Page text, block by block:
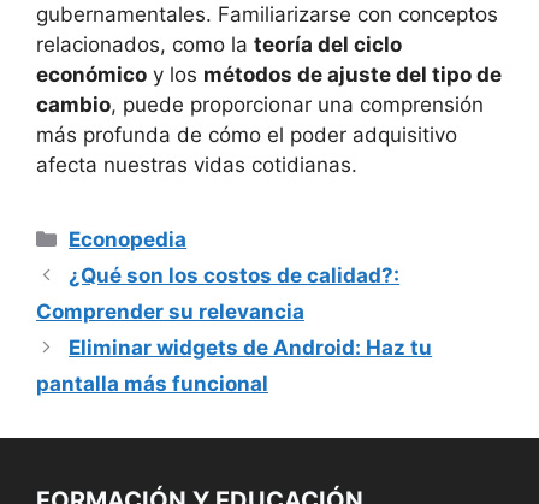
gubernamentales. Familiarizarse con conceptos
relacionados, como la teoría del ciclo
económico y los métodos de ajuste ⁤del tipo de
cambio,⁢ puede proporcionar una comprensión
más profunda de cómo ​el poder adquisitivo
afecta nuestras vidas cotidianas.
Categorías
Econopedia
¿Qué son los costos de calidad?:
Comprender su relevancia
Eliminar widgets de Android: Haz tu
pantalla más funcional